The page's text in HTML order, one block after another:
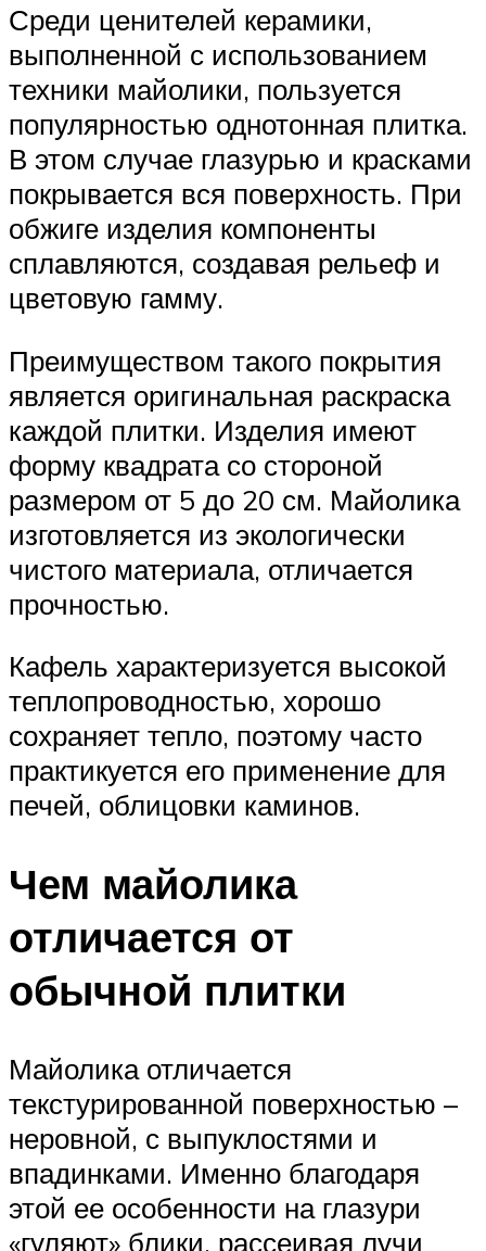
Среди ценителей керамики,
выполненной с использованием
техники майолики, пользуется
популярностью однотонная плитка.
В этом случае глазурью и красками
покрывается вся поверхность. При
обжиге изделия компоненты
сплавляются, создавая рельеф и
цветовую гамму.
Преимуществом такого покрытия
является оригинальная раскраска
каждой плитки. Изделия имеют
форму квадрата со стороной
размером от 5 до 20 см. Майолика
изготовляется из экологически
чистого материала, отличается
прочностью.
Кафель характеризуется высокой
теплопроводностью, хорошо
сохраняет тепло, поэтому часто
практикуется его применение для
печей, облицовки каминов.
Чем майолика
отличается от
обычной плитки
Майолика отличается
текстурированной поверхностью –
неровной, с выпуклостями и
впадинками. Именно благодаря
этой ее особенности на глазури
«гуляют» блики, рассеивая лучи